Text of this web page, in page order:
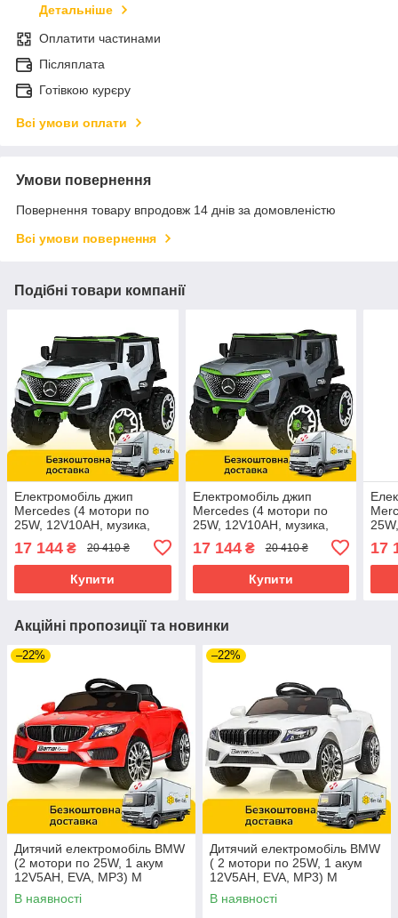
Детальніше
Оплатити частинами
Післяплата
Готівкою курєру
Всі умови оплати
Умови повернення
Повернення товару впродовж 14 днів за домовленістю
Всі умови повернення
Подібні товари компанії
Електромобіль джип
Mercedes (4 мотори по
25W, 12V10AH, музика,
світло, пульт 2,4G) Bambi
M 5912EBLR-1 Білий
17 144 ₴ 20 410 ₴
Купити
Електромобіль джип
Mercedes (4 мотори по
25W, 12V10AH, музика,
світло, пульт 2,4G) Bambi
M 5912EBLR-11 Сірий
17 144₴ 20 410 ₴
Купити
M
17
Акційні пропозиції та новинки
–22%
Дитячий електромобіль BMW
(2 мотори по 25W, 1 акум
12V5AH, EVA, MP3) M
3987EBLR-3 Червоний
В наявності
–22%
Дитячий електромобіль BMW
( 2 мотори по 25W, 1 акум
12V5AH, EVA, MP3) M
3987EBLR-1 Білий
В наявності